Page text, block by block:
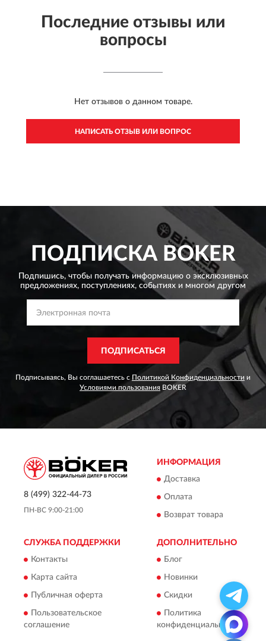
Последние отзывы или
вопросы
Нет отзывов о данном товаре.
НАПИСАТЬ ОТЗЫВ ИЛИ ВОПРОС
ПОДПИСКАBOKER
Подпишись, чтобы получать информацию о эксклюзивных
предложениях, поступлениях, событиях и многом другом
ПОДПИСАТЬСЯ
Подписываясь, Вы соглашаетесь с Политикой Конфиденциальности и
Условиями пользования BOKER
8 (499) 322-44-73
ПН-ВС 9:00-21:00
ИНФОРМАЦИЯ
Доставка
Оплата
Возврат товара
СЛУЖБА ПОДДЕРЖКИ
Контакты
Карта сайта
Публичная оферта
Пользовательское
соглашение
ДОПОЛНИТЕЛЬНО
Блог
Новинки
Скидки
Политика
конфиденциальности